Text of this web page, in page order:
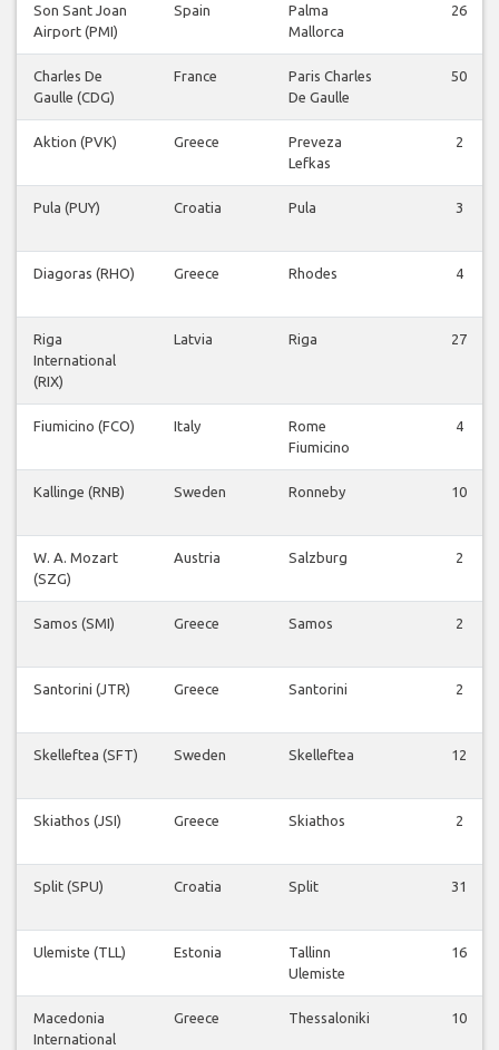
Son Sant Joan
Airport (PMI)
Spain
Palma
Mallorca
26
Charles De
Gaulle (CDG)
France
Paris Charles
De Gaulle
50
Aktion (PVK) Greece
Preveza
Lefkas
2
Pula (PUY) Croatia Pula 3
Diagoras (RHO) Greece Rhodes 4
Riga
International
(RIX)
Latvia Riga 27
Fiumicino (FCO) Italy
Rome
Fiumicino
4
Kallinge (RNB) Sweden Ronneby 10
W. A. Mozart
(SZG)
Austria Salzburg 2
Samos (SMI) Greece Samos 2
Santorini (JTR) Greece Santorini 2
Skelleftea (SFT) Sweden Skelleftea 12
Skiathos (JSI) Greece Skiathos 2
Split (SPU) Croatia Split 31
Ulemiste (TLL) Estonia
Tallinn
Ulemiste
16
Macedonia
International
Greece Thessaloniki 10